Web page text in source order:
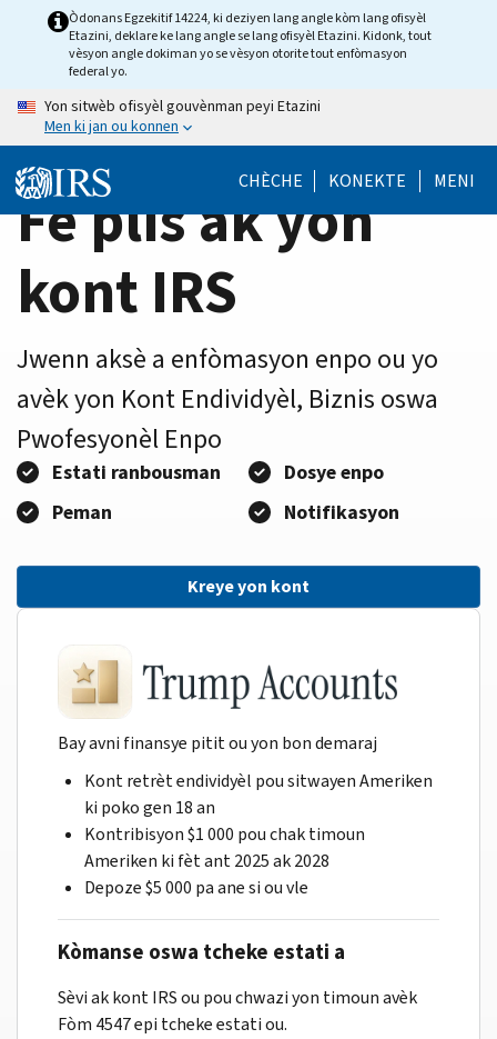
HomeÒdonans Egzekitif 14224, ki deziyen lang angle kòm lang ofisyèl
Etazini, deklare ke lang angle se lang ofisyèl Etazini. Kidonk, tout
vèsyon angle dokiman yo se vèsyon otorite tout enfòmasyon
federal yo.
Yon sitwèb ofisyèl gouvènman peyi Etazini
Men ki jan ou konnen
CHÈCHE KONEKTE MENI
Fè plis ak yon
kont IRS
Jwenn aksè a enfòmasyon enpo ou yo
avèk yon Kont Endividyèl, Biznis oswa
Pwofesyonèl Enpo
Estati ranbousman
Dosye enpo
Peman
Notifikasyon
Kreye yon kont
Bay avni finansye pitit ou yon bon demaraj
Kont retrèt endividyèl pou sitwayen Ameriken
ki poko gen 18 an
Kontribisyon $1 000 pou chak timoun
Ameriken ki fèt ant 2025 ak 2028
Depoze $5 000 pa ane si ou vle
Kòmanse oswa tcheke estati a
Sèvi ak kont IRS ou pou chwazi yon timoun avèk
Fòm 4547 epi tcheke estati ou.